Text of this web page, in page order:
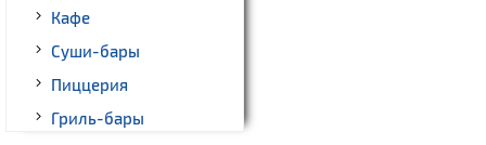
Кафе
Суши-бары
Пиццерия
Гриль-бары